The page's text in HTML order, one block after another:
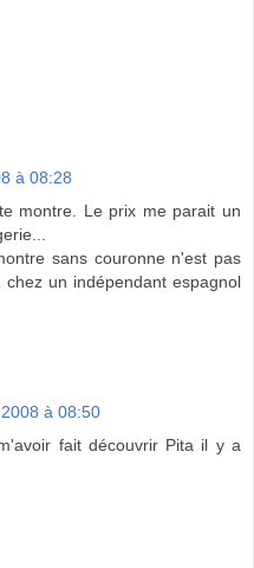
à 08:28
montre. Le prix me parait un
sans couronne n'est pas
un indépendant espagnol
à 08:50
fait découvrir Pita il y a